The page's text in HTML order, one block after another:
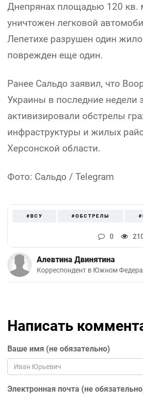
Днепрянах площадью 120 кв.
уничтожен легковой
Лепетихе разрушен один
поврежден еще один.
Ранее Сальдо заявил, что
Украины в последние недели
активизировали обстрелы
инфраструктуры и жилых
Херсонской области.
Фото: Сальдо / Telegram
#ВСУ #ОБСТРЕЛЫ
0
Алевтина Двинятина
Корреспондент в Южном
Написать
Ваше имя (не обязательно)
Электронная почта (не